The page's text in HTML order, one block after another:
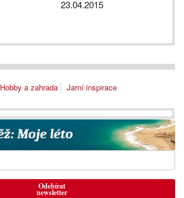
23.04.2015
Hobby a zahrada Jarní inspirace
Odebírat
newsletter